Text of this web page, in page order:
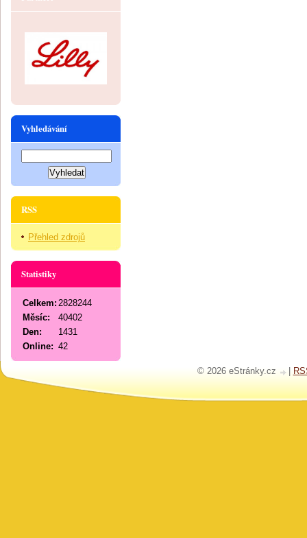
Vyhledávání
RSS
Přehled zdrojů
Statistiky
Online: 42
Celkem: 2828244
Měsíc:
40402
Den:
1431
© 2026 eStránky.cz